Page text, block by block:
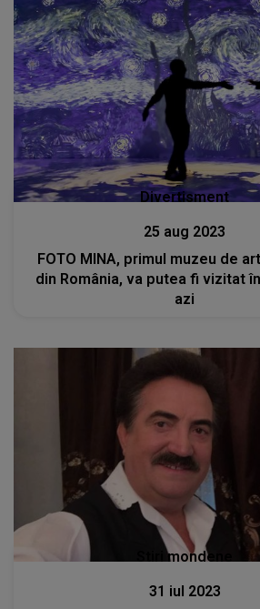
Divertisment
25 aug 2023
FOTO MINA, primul muzeu de
din România, va putea fi vizitat
azi
Stiri mondene
31 iul 2023